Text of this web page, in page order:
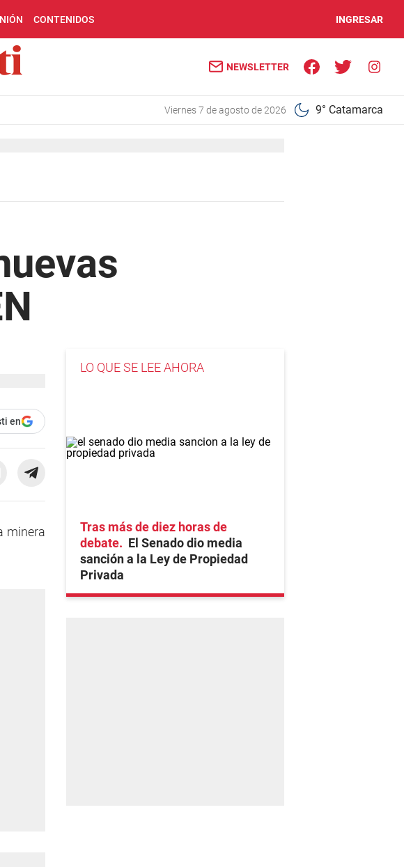
CONTENIDOS INGRESAR
NEWSLETTER
viernes 7 de agosto de 2026 9° Catamarca
en
minera
LO QUE SE LEE AHORA
Tras más de diez horas de
debate
El Senado dio media
sanción a la Ley de Propiedad
Privada